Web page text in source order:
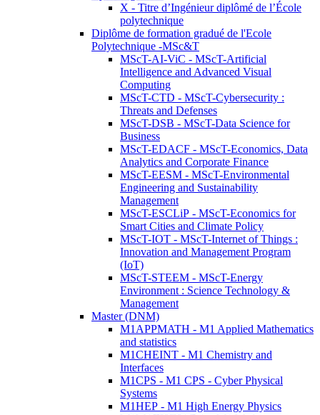
X - Titre d’Ingénieur diplômé de l’École
polytechnique
Diplôme de formation gradué de l'Ecole
Polytechnique -MSc&T
MScT-AI-ViC - MScT-Artificial
Intelligence and Advanced Visual
Computing
MScT-CTD - MScT-Cybersecurity :
Threats and Defenses
MScT-DSB - MScT-Data Science for
Business
MScT-EDACF - MScT-Economics, Data
Analytics and Corporate Finance
MScT-EESM - MScT-Environmental
Engineering and Sustainability
Management
MScT-ESCLiP - MScT-Economics for
Smart Cities and Climate Policy
MScT-IOT - MScT-Internet of Things :
Innovation and Management Program
(IoT)
MScT-STEEM - MScT-Energy
Environment : Science Technology &
Management
Master (DNM)
M1APPMATH - M1 Applied Mathematics
and statistics
M1CHEINT - M1 Chemistry and
Interfaces
M1CPS - M1 CPS - Cyber Physical
Systems
M1HEP - M1 High Energy Physics